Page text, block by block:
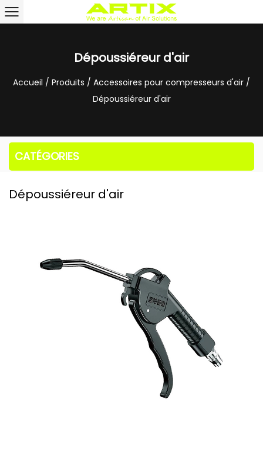
Dépoussiéreur d'air
Accueil / Produits / Accessoires pour compresseurs d'air /
Dépoussiéreur d'air
CATÉGORIES
Dépoussiéreur d'air